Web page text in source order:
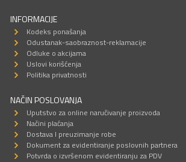
INFORMACIJE
Kodeks ponašanja
Odustanak-saobraznost-reklamacije
Odluke o akcijama
Uslovi korišćenja
Politika privatnosti
NAČIN POSLOVANJA
Uputstvo za online naručivanje proizvoda
Načini plaćanja
Dostava I preuzimanje robe
Dokument za evidentiranje poslovnih partnera
Potvrda o izvršenom evidentiranju za PDV